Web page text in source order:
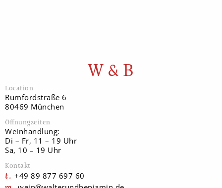
W & B
Location
Rumfordstraße 6
80469 München
Öffnungzeiten
Weinhandlung:
Di – Fr, 11 – 19 Uhr
Sa, 10 – 19 Uhr
Kontakt
+49 89 877 697 60